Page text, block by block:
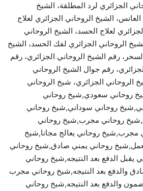
الجزائري لرد المطلقة، الشيخ
الشيخ الروحاني الجزائري لعلاج
لعلاج الحسد، الشيخ الروحاني
الروحاني الجزائري لفك الحسد، الشيخ
رقم الشيخ الروحاني الجزائري، رقم
رقم جوال الشيخ الروحاني
الروحاني الجزائري، شيخ الروحاني
روحاني سعودي,شيخ روحاني
روحاني سوداني,شيخ روحاني
روحاني مجرب,شيخ روحاني
روحاني يعالج مجانا,شيخ
روحاني يمني صادق,شيخ روحاني
يقبل الدفع بعد النتيجه,شيخ روحاني
والدفع بعد النتيجه,شيخ روحاني مجرب
والدفع بعد النتيجه,شيخ روحاني